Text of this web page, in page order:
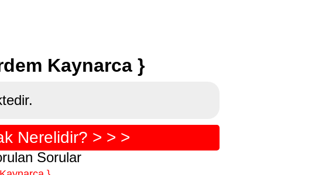
Kaynarca }
Nerelidir? > > >
Sorular